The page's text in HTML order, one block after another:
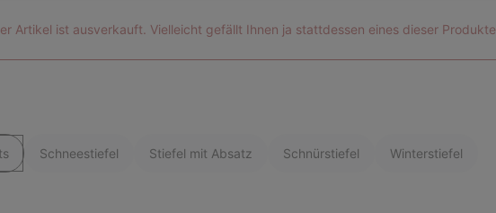
Artikel ist ausverkauft. Vielleicht gefällt Ihnen ja stattdessen eines dieser Produkte.
Schneestiefel Stiefel mit Absatz Schnürstiefel Winterstiefel